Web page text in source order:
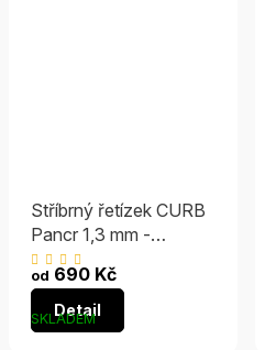
Stříbrný řetízek CURB
Pancr 1,3 mm -
RHODIOVANÝ
Průměrné
hodnocení
je
SKLADEM
od 690 Kč
Detail